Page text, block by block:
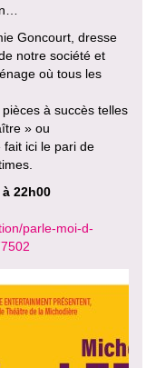
Goncourt, dresse
notre société et
où tous les
à succès telles
» ou
fait ici le pari de
22h00
parle-moi-d-